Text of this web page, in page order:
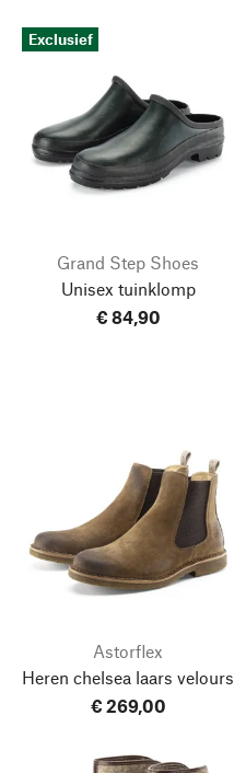
Exclusief
Grand Step Shoes
Unisex tuinklomp
€ 84,90
Astorflex
Heren chelsea laars velours
€ 269,00